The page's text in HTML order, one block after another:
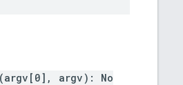
argv): No